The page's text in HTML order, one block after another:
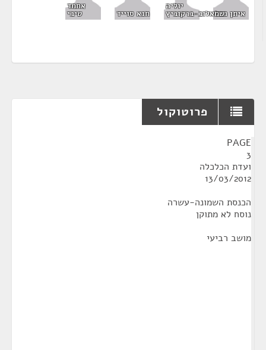
איתן כבל
יוליה
שמאלוב-ברקוביץ חנא סוייד
אחמד
טיבי
פרוטוקול
PAGE
3
ועדת הכלכלה
13/03/2012
הכנסת השמונה-עשרה
נוסח לא מתוקן
מושב רביעי